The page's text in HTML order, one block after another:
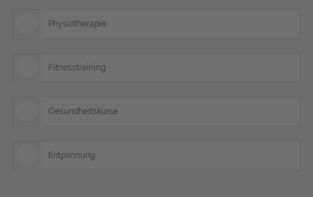
Physiotherapie
Fitnesstraining
Gesundheitskurse
Entpannung